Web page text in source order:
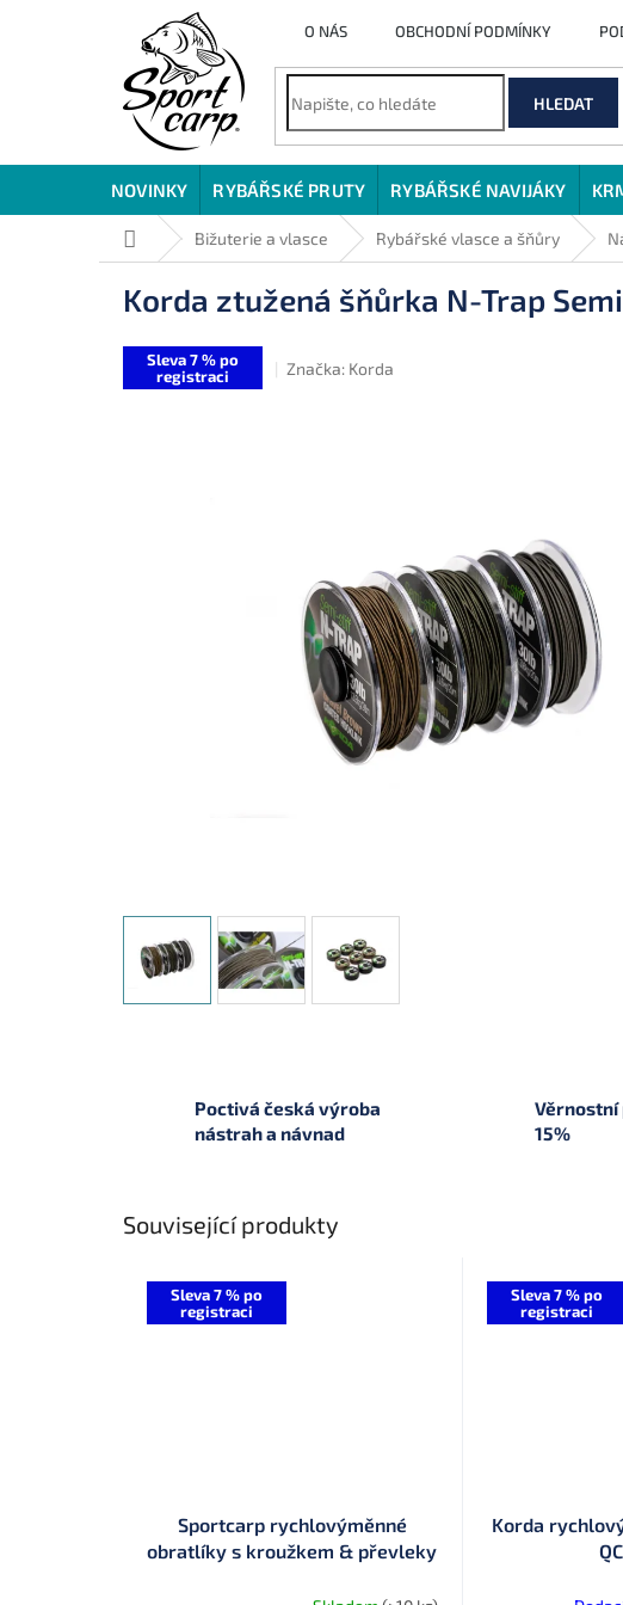
O NÁS OBCHODNÍ PODMÍNKY
HLEDAT
NOVINKY RYBÁŘSKÉ PRUTY RYBÁŘSKÉ NAVIJÁKY
Domů Bižuterie a vlasce Rybářské vlasce a šňůry
Korda ztužená šňůrka N-Trap
Sleva 7 % po
registraci
Značka: Korda
Poctivá česká výroba
nástrah a návnad
Věrnostní
15%
Související produkty
Sleva 7 % po
registraci
Sportcarp rychlovýměnné
obratlíky s kroužkem & převleky
Sleva 7 % po
registraci
Korda